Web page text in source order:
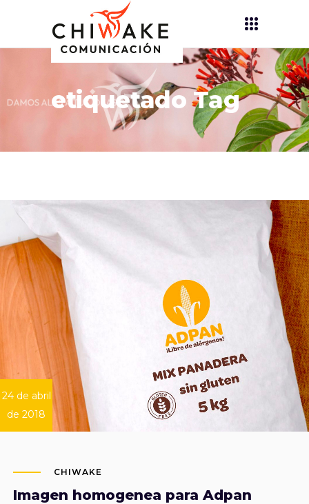
etiquetado Tag
24 de abril
de 2018
CHIWAKE
Imagen homogenea para Adpan